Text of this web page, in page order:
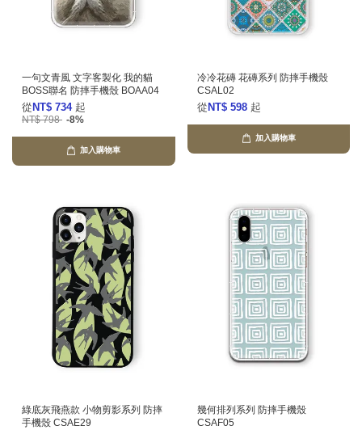
一句文青風 文字客製化 我的貓
BOSS聯名 防摔手機殼 BOAA04
從 NT$ 734 起
NT$ 798 -8%
加入購物車
冷冷花磚 花磚系列 防摔手機殼
CSAL02
從 NT$ 598 起
加入購物車
綠底灰飛燕款 小物剪影系列 防摔
手機殼 CSAE29
幾何排列系列 防摔手機殼
CSAF05